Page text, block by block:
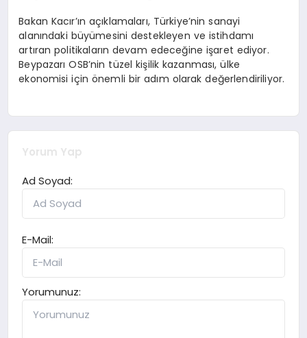
Bakan Kacır’ın açıklamaları, Türkiye’nin sanayi
alanındaki büyümesini destekleyen ve istihdamı
artıran politikaların devam edeceğine işaret ediyor.
Beypazarı OSB’nin tüzel kişilik kazanması, ülke
ekonomisi için önemli bir adım olarak değerlendiriliyor.
Yorum Yap
Ad Soyad:
E-Mail:
Yorumunuz: